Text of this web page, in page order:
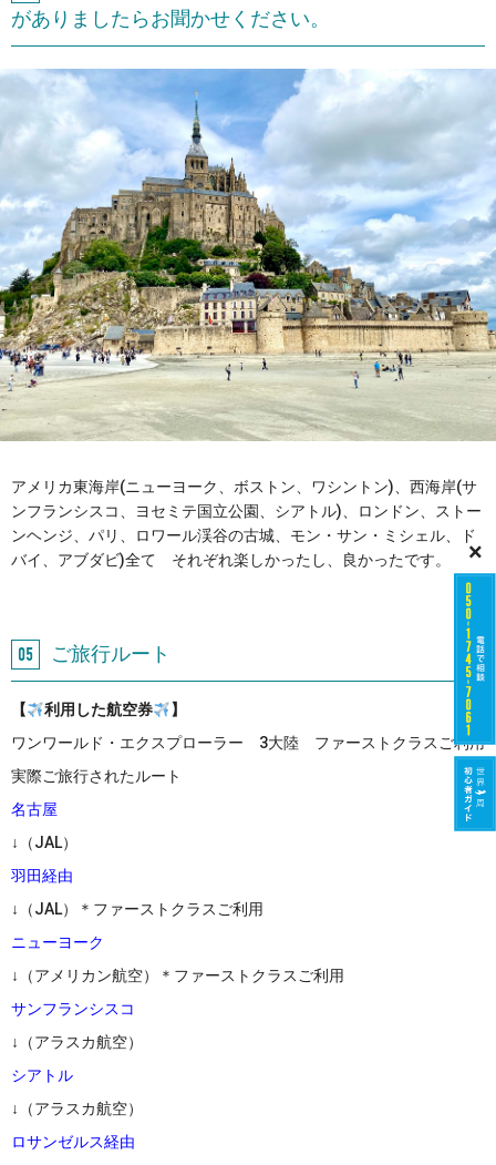
がありましたらお聞かせください。
アメリカ東海岸(ニューヨーク、ボストン、ワシントン)、西海岸(サ
ンフランシスコ、ヨセミテ国立公園、シアトル)、ロンドン、ストー
ンヘンジ、パリ、ロワール渓谷の古城、モン・サン・ミシェル、ド
バイ、アブダビ)全て それぞれ楽しかったし、良かったです。
ご旅行ルート
【 利用した航空券
】
ワンワールド・エクスプローラー 3大陸 ファーストクラスご利用
実際ご旅行されたルート
名古屋
↓（JAL）
羽田経由
↓（JAL）＊ファーストクラスご利用
ニューヨーク
↓（アメリカン航空）＊ファーストクラスご利用
サンフランシスコ
↓（アラスカ航空）
シアトル
↓（アラスカ航空）
ロサンゼルス経由
×